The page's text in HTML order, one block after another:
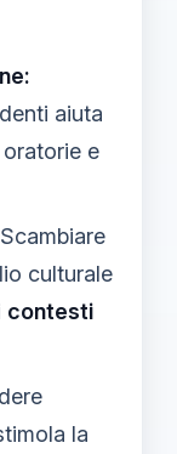
aiuta
e
Scambiare
culturale
contesti
la